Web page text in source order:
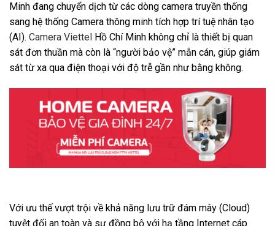
Minh đang chuyển dịch từ các dòng camera truyền thống
sang hệ thống Camera thông minh tích hợp trí tuệ nhân tạo
(AI). Camera Viettel
Hồ Chí Minh không chỉ là thiết bị quan
sát đơn thuần mà còn là “người bảo vệ” mẫn cán, giúp giám
sát từ xa qua điện thoại với độ trễ gần như bằng không.
Với ưu thế vượt trội về khả năng lưu trữ đám mây (Cloud)
tuyệt đối an toàn và sự đồng bộ với hạ tầng Internet cáp